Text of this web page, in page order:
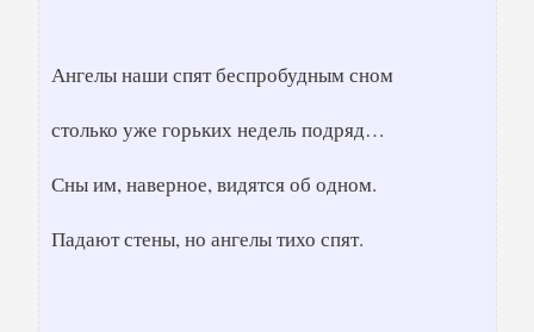
Ангелы наши спят беспробудным сном
столько уже горьких недель подряд…
Сны им, наверное, видятся об одном.
Падают стены, но ангелы тихо спят.